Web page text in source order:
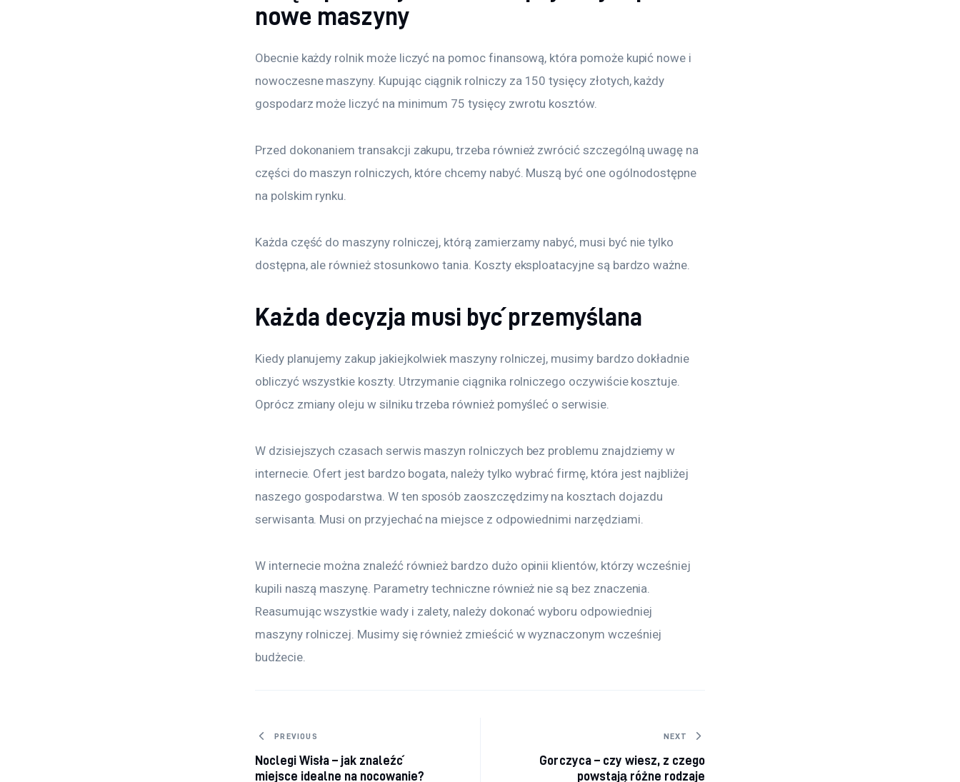
nowe maszyny
Obecnie każdy rolnik może liczyć na pomoc finansową, która pomoże kupić nowe i
nowoczesne maszyny. Kupując ciągnik rolniczy za 150 tysięcy złotych, każdy
gospodarz może liczyć na minimum 75 tysięcy zwrotu kosztów.
Przed dokonaniem transakcji zakupu, trzeba również zwrócić szczególną uwagę na
części do maszyn rolniczych, które chcemy nabyć. Muszą być one ogólnodostępne
na polskim rynku.
Każda część do maszyny rolniczej, którą zamierzamy nabyć, musi być nie tylko
dostępna, ale również stosunkowo tania. Koszty eksploatacyjne są bardzo ważne.
Każda decyzja musi być przemyślana
Kiedy planujemy zakup jakiejkolwiek maszyny rolniczej, musimy bardzo dokładnie
obliczyć wszystkie koszty. Utrzymanie ciągnika rolniczego oczywiście kosztuje.
Oprócz zmiany oleju w silniku trzeba również pomyśleć o serwisie.
W dzisiejszych czasach serwis maszyn rolniczych bez problemu znajdziemy w
internecie. Ofert jest bardzo bogata, należy tylko wybrać firmę, która jest najbliżej
naszego gospodarstwa. W ten sposób zaoszczędzimy na kosztach dojazdu
serwisanta. Musi on przyjechać na miejsce z odpowiednimi narzędziami.
W internecie można znaleźć również bardzo dużo opinii klientów, którzy wcześniej
kupili naszą maszynę. Parametry techniczne również nie są bez znaczenia.
Reasumując wszystkie wady i zalety, należy dokonać wyboru odpowiedniej
maszyny rolniczej. Musimy się również zmieścić w wyznaczonym wcześniej
budżecie.
Nawigacja wpisu
PREVIOUS
Noclegi Wisła – jak znaleźć
miejsce idealne na nocowanie?
NEXT
Gorczyca – czy wiesz, z czego
powstają różne rodzaje